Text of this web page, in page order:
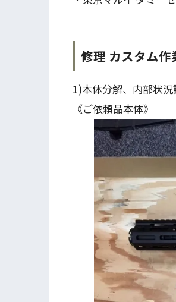
修理 カスタム作
1)本体分解、内部状況
《ご依頼品本体》